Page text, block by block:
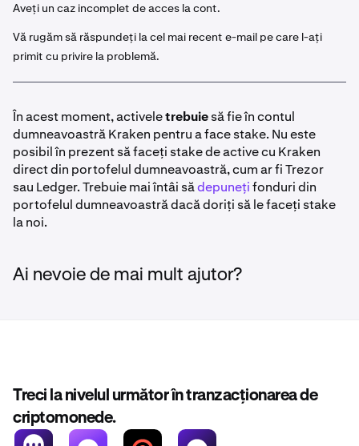
Odată gata, faceți clic peStake
dumneavoastră sunt acum inițiate pentru staking.
Veți vedea această intrare făcând clic pe
vizualiza și subIstoric > Registru. Faceți clic pe
Vizualizare portofoliu:
Vizualizare Registru Istoric:
6
Odată ce ați primit suma dorită de recompense,
Aveți un caz incomplet de acces la cont.
Vă rugăm să răspundeți la cel mai recent e-mail pe care l-ați
primit cu privire la problemă.
În acest moment, activeletrebuiesă fie în contul
dumneavoastră Kraken pentru a face stake. Nu este
posibil în prezent să faceți stake de active cu Kraken
direct din portofelul dumneavoastră, cum ar fi Trezor
sau Ledger. Trebuie mai întâi sădepunețifonduri din
portofelul dumneavoastră dacă doriți să le faceți stake
la noi.
Ai nevoie de mai mult ajutor?
Treci la nivelul următor în tranzacționarea de
criptomonede.